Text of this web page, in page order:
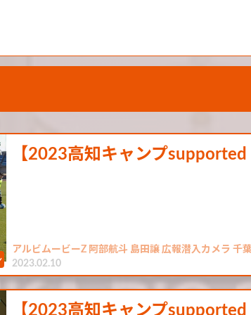
【2023高知キャンプ
アルビムービーZ 阿部航斗 島田譲 広報潜入カメラ 千
2023.02.10
【2023高知キャンプ